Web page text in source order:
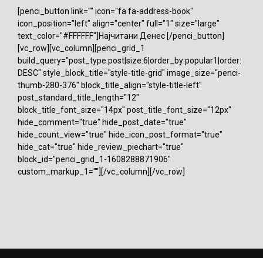
[penci_button link="" icon="fa fa-address-book"
icon_position="left" align="center" full="1" size="large"
text_color="#FFFFFF"]Најчитани Денес [/penci_button]
[vc_row][vc_column][penci_grid_1
build_query="post_type:post|size:6|order_by:popular1|order:
DESC" style_block_title="style-title-grid" image_size="penci-
thumb-280-376" block_title_align="style-title-left"
post_standard_title_length="12"
block_title_font_size="14px" post_title_font_size="12px"
hide_comment="true" hide_post_date="true"
hide_count_view="true" hide_icon_post_format="true"
hide_cat="true" hide_review_piechart="true"
block_id="penci_grid_1-1608288871906"
custom_markup_1=""][/vc_column][/vc_row]